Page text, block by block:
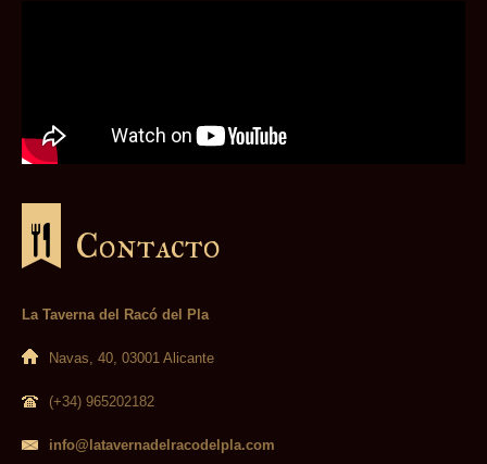
Contacto
La Taverna del Racó del Pla
Navas, 40, 03001 Alicante
(+34) 965202182
info@latavernadelracodelpla.com